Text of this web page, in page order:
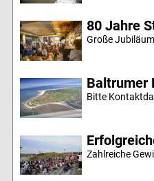
80 Jahre
Große
Baltrumer
Bitte
Zahlreiche